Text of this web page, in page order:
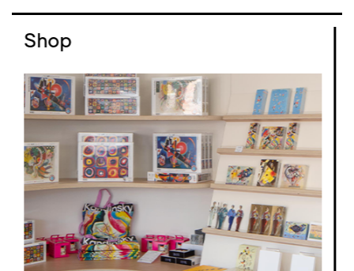
Shop
Image